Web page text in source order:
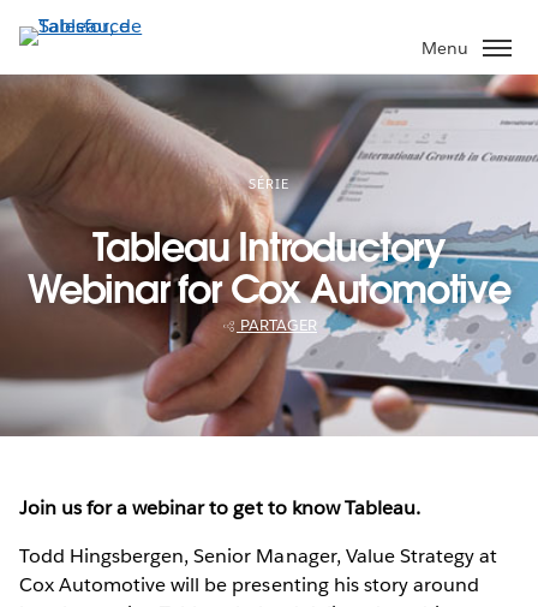
Aller
au
contenu
principal
Menu
SÉRIE
Tableau Introductory
Webinar for Cox Automotive
PARTAGER
Join us for a webinar to get to know Tableau.
Todd Hingsbergen, Senior Manager, Value Strategy at
Cox Automotive will be presenting his story around